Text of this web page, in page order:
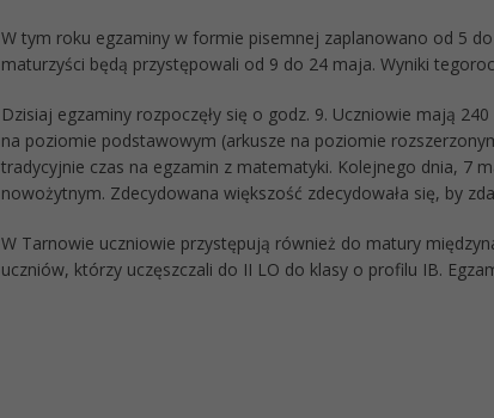
W tym roku egzaminy w formie pisemnej zaplanowano od 5
maturzyści będą przystępowali od 9 do 24 maja. Wyniki
Dzisiaj egzaminy rozpoczęły się o godz. 9. Uczniowie mają
na poziomie podstawowym (arkusze na poziomie
tradycyjnie czas na egzamin z matematyki. Kolejnego dnia, 7
nowożytnym. Zdecydowana większość zdecydowała się, by
W Tarnowie uczniowie przystępują również do matury
uczniów, którzy uczęszczali do II LO do klasy o profilu IB.